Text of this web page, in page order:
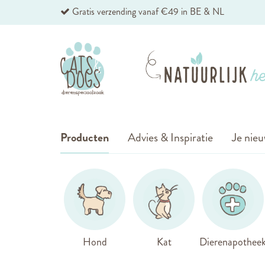
Ga
de
inhoud
Gratis verzending vanaf €49 in BE & NL
Producten
Hond Kat
Advies & Inspiratie Je